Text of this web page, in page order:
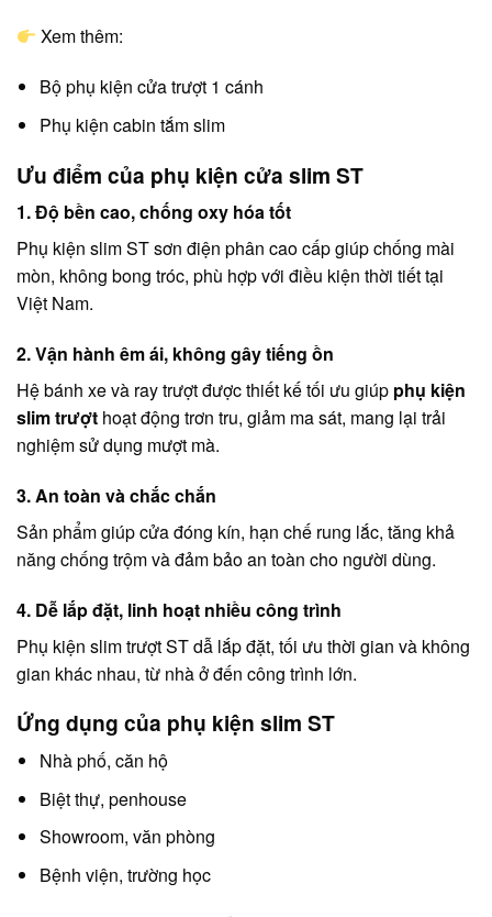
Xem thêm:
Bộ phụ kiện cửa trượt 1 cánh
Phụ kiện cabin tắm slim
Ưu điểm của phụ kiện cửa slim ST
1. Độ bền cao, chống oxy hóa tốt
Phụ kiện slim ST sơn điện phân cao cấp giúp chống mài
mòn, không bong tróc, phù hợp với điều kiện thời tiết tại
Việt Nam.
2. Vận hành êm ái, không gây tiếng ồn
Hệ bánh xe và ray trượt được thiết kế tối ưu giúp phụ kiện
slim trượt hoạt động trơn tru, giảm ma sát, mang lại trải
nghiệm sử dụng mượt mà.
3. An toàn và chắc chắn
Sản phẩm giúp cửa đóng kín, hạn chế rung lắc, tăng khả
năng chống trộm và đảm bảo an toàn cho người dùng.
4. Dễ lắp đặt, linh hoạt nhiều công trình
Phụ kiện slim trượt ST dẫ lắp đặt, tối ưu thời gian và không
gian khác nhau, từ nhà ở đến công trình lớn.
Ứng dụng của phụ kiện slim ST
Nhà phố, căn hộ
Biệt thự, penhouse
Showroom, văn phòng
Bệnh viện, trường học